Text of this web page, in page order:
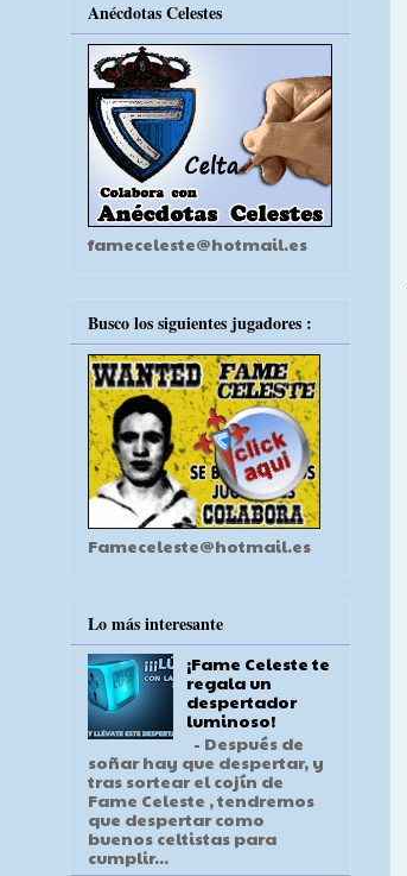
Anécdotas Celestes
fameceleste@hotmail.es
Busco los siguientes jugadores :
Fameceleste@hotmail.es
Lo más interesante
¡Fame Celeste te
regala un
despertador
luminoso!
- Después de
soñar hay que despertar, y
tras sortear el cojín de
Fame Celeste , tendremos
que despertar como
buenos celtistas para
cumplir...